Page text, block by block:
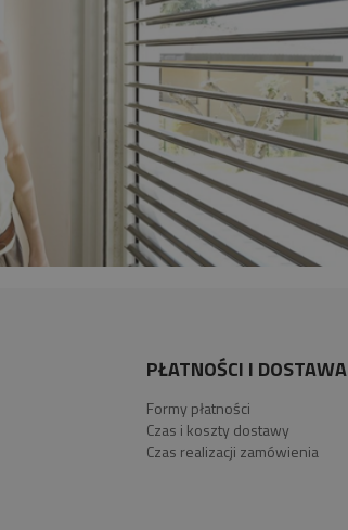
PŁATNOŚCI I DOSTAWA
Formy płatności
Czas i koszty dostawy
Czas realizacji zamówienia